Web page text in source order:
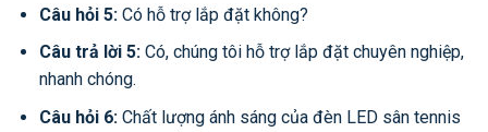
Câu hỏi 5:Có hỗ trợ lắp đặt không?
Câu trả lời 5:Có, chúng tôi hỗ trợ lắp đặt chuyên nghiệp,
nhanh chóng.
Câu hỏi 6:Chất lượng ánh sáng của đèn LED sân tennis